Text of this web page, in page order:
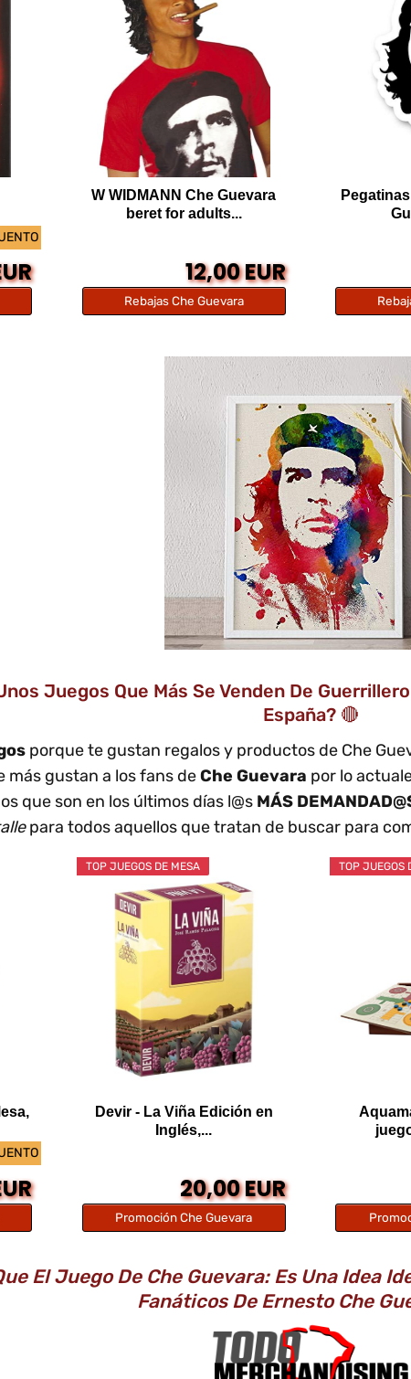
W WIDMANN Che Guevara
beret for adults...
12,00 EUR
Rebajas Che Guevara
Juegos Que Más Se Venden De
España? 🔴
porque te gustan regalos y productos de Che
más gustan a los fans deChe Guevara por lo
que son en los últimos días l@s MÁS
para todos aquellos que tratan de buscar para
TOP JUEGOS DE MESA
Devir - La Viña Edición en
Inglés,...
20,00 EUR
Promoción Che Guevara
TOP JUEGOS
El Juego De Che Guevara: Es Una Idea
Fanáticos De Ernesto Che